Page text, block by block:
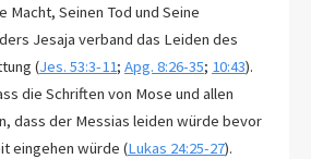
Macht, Seinen Tod und Seine
des
(Jes. 53:3-11; Apg. 8:26-35; 10:43).
die Schriften von Mose und allen
eingehen würde (Lukas 24:25-27).